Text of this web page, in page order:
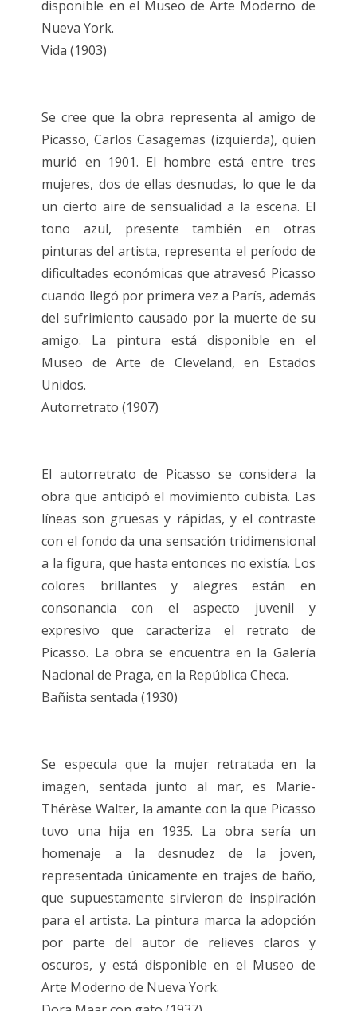
disponible en el Museo de Arte Moderno de
Nueva York.
Vida (1903)
Se cree que la obra representa al amigo de
Picasso, Carlos Casagemas (izquierda), quien
murió en 1901. El hombre está entre tres
mujeres, dos de ellas desnudas, lo que le da
un cierto aire de sensualidad a la escena. El
tono azul, presente también en otras
pinturas del artista, representa el período de
dificultades económicas que atravesó Picasso
cuando llegó por primera vez a París, además
del sufrimiento causado por la muerte de su
amigo. La pintura está disponible en el
Museo de Arte de Cleveland, en Estados
Unidos.
Autorretrato (1907)
El autorretrato de Picasso se considera la
obra que anticipó el movimiento cubista. Las
líneas son gruesas y rápidas, y el contraste
con el fondo da una sensación tridimensional
a la figura, que hasta entonces no existía. Los
colores brillantes y alegres están en
consonancia con el aspecto juvenil y
expresivo que caracteriza el retrato de
Picasso. La obra se encuentra en la Galería
Nacional de Praga, en la República Checa.
Bañista sentada (1930)
Se especula que la mujer retratada en la
imagen, sentada junto al mar, es Marie-
Thérèse Walter, la amante con la que Picasso
tuvo una hija en 1935. La obra sería un
homenaje a la desnudez de la joven,
representada únicamente en trajes de baño,
que supuestamente sirvieron de inspiración
para el artista. La pintura marca la adopción
por parte del autor de relieves claros y
oscuros, y está disponible en el Museo de
Arte Moderno de Nueva York.